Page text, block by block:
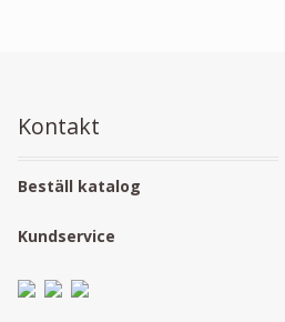
Kontakt
Beställ katalog
Kundservice